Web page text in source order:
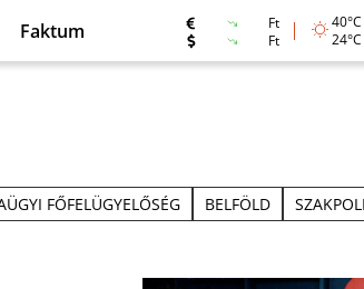
Faktum
Ft
Ft
40°C
24°C
FŐFELÜGYELŐSÉG BELFÖLD